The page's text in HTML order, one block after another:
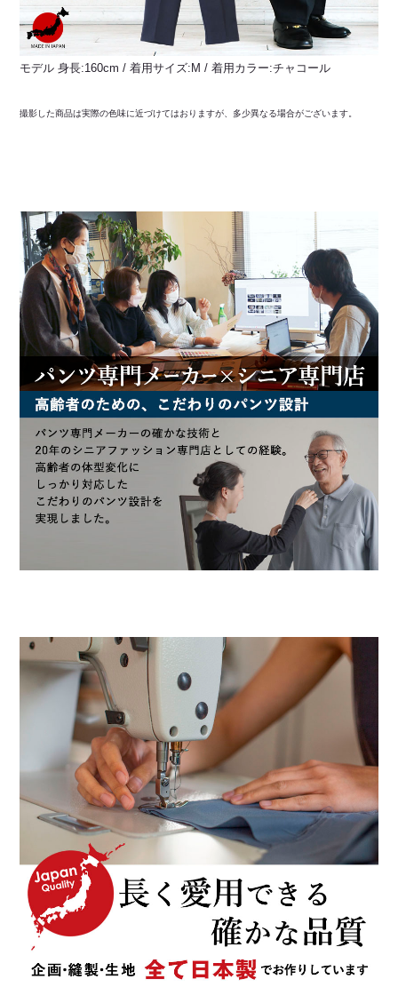
モデル 身長:160cm / 着用サイズ:M / 着用カラー:チャコール
撮影した商品は実際の色味に近づけてはおりますが、多少異なる場合がございます。